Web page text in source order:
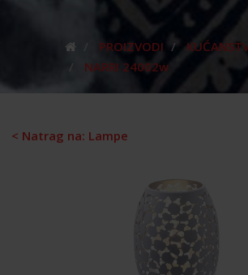
PROIZVODI
NARRI 24002w
< Natrag na: Lampe